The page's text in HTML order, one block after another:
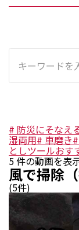
# 防災にそなえ
湿両用# 車磨き#
としツールおす
5件の動画を表
風で掃除（
(5件)